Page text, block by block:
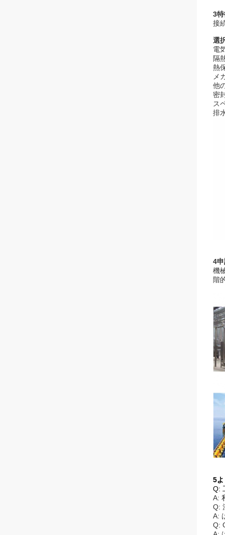
3
接
選
電
隔
熱
メ
他
密
ス
排
4
機
階
5
Q:
A:
Q:
A:
Q: